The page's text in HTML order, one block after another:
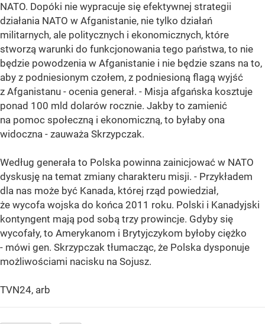
NATO. Dopóki nie wypracuje się efektywnej strategii
działania NATO w Afganistanie, nie tylko działań
militarnych, ale politycznych i ekonomicznych, które
stworzą warunki do funkcjonowania tego państwa, to nie
będzie powodzenia w Afganistanie i nie będzie szans na to,
aby z podniesionym czołem, z podniesioną flagą wyjść
z Afganistanu - ocenia generał. - Misja afgańska kosztuje
ponad 100 mld dolarów rocznie. Jakby to zamienić
na pomoc społeczną i ekonomiczną, to byłaby ona
widoczna - zauważa Skrzypczak.
Według generała to Polska powinna zainicjować w NATO
dyskusję na temat zmiany charakteru misji. - Przykładem
dla nas może być Kanada, której rząd powiedział,
że wycofa wojska do końca 2011 roku. Polski i Kanadyjski
kontyngent mają pod sobą trzy prowincje. Gdyby się
wycofały, to Amerykanom i Brytyjczykom byłoby ciężko
- mówi gen. Skrzypczak tłumacząc, że Polska dysponuje
możliwościami nacisku na Sojusz.
TVN24, arb